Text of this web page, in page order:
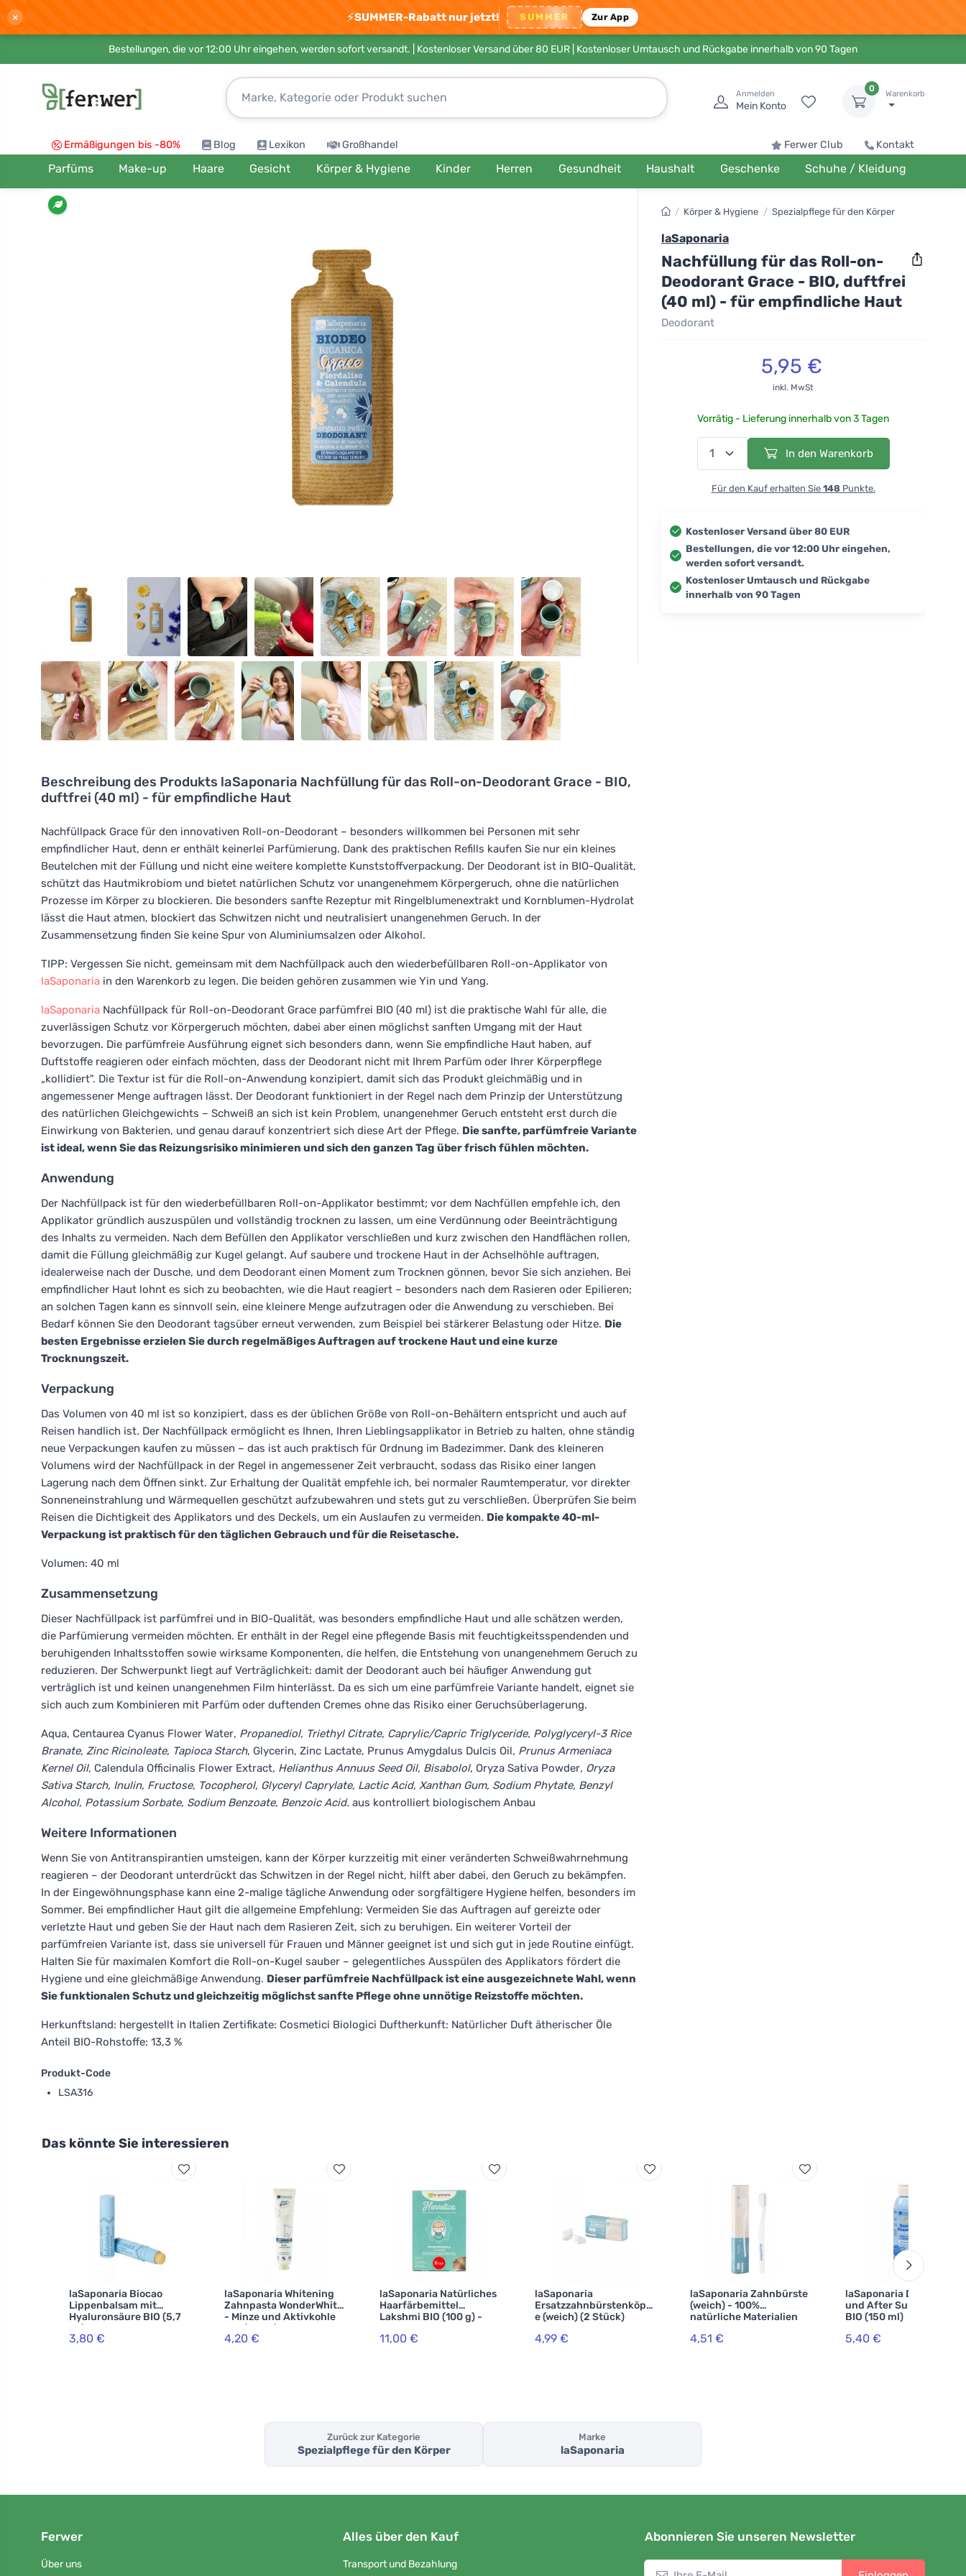
× ⚡SUMMER-Rabatt nur jetzt! SUMMER Zur App
Bestellungen, die vor 12:00 Uhr eingehen, werden sofort versandt. | Kostenloser Versand über 80 EUR | Kostenloser Umtausch und Rückgabe innerhalb von 90 Tagen
Anmelden
Mein Konto
0
Warenkorb
Ermäßigungen bis -80% Blog Lexikon Großhandel Ferwer Club Kontakt
Parfüms Make-up Haare Gesicht Körper & Hygiene Kinder Herren Gesundheit Haushalt Geschenke Schuhe / Kleidung
Beschreibung des Produkts laSaponaria Nachfüllung für das Roll-on-Deodorant Grace - BIO,
duftfrei (40 ml) - für empfindliche Haut
Nachfüllpack Grace für den innovativen Roll-on-Deodorant – besonders willkommen bei Personen mit sehr
empfindlicher Haut, denn er enthält keinerlei Parfümierung. Dank des praktischen Refills kaufen Sie nur ein kleines
Beutelchen mit der Füllung und nicht eine weitere komplette Kunststoffverpackung. Der Deodorant ist in BIO-Qualität,
schützt das Hautmikrobiom und bietet natürlichen Schutz vor unangenehmem Körpergeruch, ohne die natürlichen
Prozesse im Körper zu blockieren. Die besonders sanfte Rezeptur mit Ringelblumenextrakt und Kornblumen-Hydrolat
lässt die Haut atmen, blockiert das Schwitzen nicht und neutralisiert unangenehmen Geruch. In der
Zusammensetzung finden Sie keine Spur von Aluminiumsalzen oder Alkohol.
TIPP: Vergessen Sie nicht, gemeinsam mit dem Nachfüllpack auch den wiederbefüllbaren Roll-on-Applikator von
laSaponaria in den Warenkorb zu legen. Die beiden gehören zusammen wie Yin und Yang.
laSaponaria Nachfüllpack für Roll-on-Deodorant Grace parfümfrei BIO (40 ml) ist die praktische Wahl für alle, die
zuverlässigen Schutz vor Körpergeruch möchten, dabei aber einen möglichst sanften Umgang mit der Haut
bevorzugen. Die parfümfreie Ausführung eignet sich besonders dann, wenn Sie empfindliche Haut haben, auf
Duftstoffe reagieren oder einfach möchten, dass der Deodorant nicht mit Ihrem Parfüm oder Ihrer Körperpflege
„kollidiert". Die Textur ist für die Roll-on-Anwendung konzipiert, damit sich das Produkt gleichmäßig und in
angemessener Menge auftragen lässt. Der Deodorant funktioniert in der Regel nach dem Prinzip der Unterstützung
des natürlichen Gleichgewichts – Schweiß an sich ist kein Problem, unangenehmer Geruch entsteht erst durch die
Einwirkung von Bakterien, und genau darauf konzentriert sich diese Art der Pflege. Die sanfte, parfümfreie Variante
ist ideal, wenn Sie das Reizungsrisiko minimieren und sich den ganzen Tag über frisch fühlen möchten.
Anwendung
Der Nachfüllpack ist für den wiederbefüllbaren Roll-on-Applikator bestimmt; vor dem Nachfüllen empfehle ich, den
Applikator gründlich auszuspülen und vollständig trocknen zu lassen, um eine Verdünnung oder Beeinträchtigung
des Inhalts zu vermeiden. Nach dem Befüllen den Applikator verschließen und kurz zwischen den Handflächen rollen,
damit die Füllung gleichmäßig zur Kugel gelangt. Auf saubere und trockene Haut in der Achselhöhle auftragen,
idealerweise nach der Dusche, und dem Deodorant einen Moment zum Trocknen gönnen, bevor Sie sich anziehen. Bei
empfindlicher Haut lohnt es sich zu beobachten, wie die Haut reagiert – besonders nach dem Rasieren oder Epilieren;
an solchen Tagen kann es sinnvoll sein, eine kleinere Menge aufzutragen oder die Anwendung zu verschieben. Bei
Bedarf können Sie den Deodorant tagsüber erneut verwenden, zum Beispiel bei stärkerer Belastung oder Hitze. Die
besten Ergebnisse erzielen Sie durch regelmäßiges Auftragen auf trockene Haut und eine kurze
Trocknungszeit.
Verpackung
Das Volumen von 40 ml ist so konzipiert, dass es der üblichen Größe von Roll-on-Behältern entspricht und auch auf
Reisen handlich ist. Der Nachfüllpack ermöglicht es Ihnen, Ihren Lieblingsapplikator in Betrieb zu halten, ohne ständig
neue Verpackungen kaufen zu müssen – das ist auch praktisch für Ordnung im Badezimmer. Dank des kleineren
Volumens wird der Nachfüllpack in der Regel in angemessener Zeit verbraucht, sodass das Risiko einer langen
Lagerung nach dem Öffnen sinkt. Zur Erhaltung der Qualität empfehle ich, bei normaler Raumtemperatur, vor direkter
Sonneneinstrahlung und Wärmequellen geschützt aufzubewahren und stets gut zu verschließen. Überprüfen Sie beim
Reisen die Dichtigkeit des Applikators und des Deckels, um ein Auslaufen zu vermeiden. Die kompakte 40-ml-
Verpackung ist praktisch für den täglichen Gebrauch und für die Reisetasche.
Volumen: 40 ml
Zusammensetzung
Dieser Nachfüllpack ist parfümfrei und in BIO-Qualität, was besonders empfindliche Haut und alle schätzen werden,
die Parfümierung vermeiden möchten. Er enthält in der Regel eine pflegende Basis mit feuchtigkeitsspendenden und
beruhigenden Inhaltsstoffen sowie wirksame Komponenten, die helfen, die Entstehung von unangenehmem Geruch zu
reduzieren. Der Schwerpunkt liegt auf Verträglichkeit: damit der Deodorant auch bei häufiger Anwendung gut
verträglich ist und keinen unangenehmen Film hinterlässt. Da es sich um eine parfümfreie Variante handelt, eignet sie
sich auch zum Kombinieren mit Parfüm oder duftenden Cremes ohne das Risiko einer Geruchsüberlagerung.
Aqua, Centaurea Cyanus Flower Water, Propanediol, Triethyl Citrate, Caprylic/Capric Triglyceride, Polyglyceryl-3 Rice
Branate, Zinc Ricinoleate, Tapioca Starch, Glycerin, Zinc Lactate, Prunus Amygdalus Dulcis Oil, Prunus Armeniaca
Kernel Oil, Calendula Officinalis Flower Extract, Helianthus Annuus Seed Oil, Bisabolol, Oryza Sativa Powder, Oryza
Sativa Starch, Inulin, Fructose, Tocopherol, Glyceryl Caprylate, Lactic Acid, Xanthan Gum, Sodium Phytate, Benzyl
Alcohol, Potassium Sorbate, Sodium Benzoate, Benzoic Acid. aus kontrolliert biologischem Anbau
Weitere Informationen
Wenn Sie von Antitranspirantien umsteigen, kann der Körper kurzzeitig mit einer veränderten Schweißwahrnehmung
reagieren – der Deodorant unterdrückt das Schwitzen in der Regel nicht, hilft aber dabei, den Geruch zu bekämpfen.
In der Eingewöhnungsphase kann eine 2-malige tägliche Anwendung oder sorgfältigere Hygiene helfen, besonders im
Sommer. Bei empfindlicher Haut gilt die allgemeine Empfehlung: Vermeiden Sie das Auftragen auf gereizte oder
verletzte Haut und geben Sie der Haut nach dem Rasieren Zeit, sich zu beruhigen. Ein weiterer Vorteil der
parfümfreien Variante ist, dass sie universell für Frauen und Männer geeignet ist und sich gut in jede Routine einfügt.
Halten Sie für maximalen Komfort die Roll-on-Kugel sauber – gelegentliches Ausspülen des Applikators fördert die
Hygiene und eine gleichmäßige Anwendung. Dieser parfümfreie Nachfüllpack ist eine ausgezeichnete Wahl, wenn
Sie funktionalen Schutz und gleichzeitig möglichst sanfte Pflege ohne unnötige Reizstoffe möchten.
Herkunftsland: hergestellt in Italien Zertifikate: Cosmetici Biologici Duftherkunft: Natürlicher Duft ätherischer Öle
Anteil BIO-Rohstoffe: 13,3 %
Produkt-Code
LSA316
/ Körper & Hygiene / Spezialpflege für den Körper
laSaponaria
Nachfüllung für das Roll-on-
Deodorant Grace - BIO, duftfrei
(40 ml) - für empfindliche Haut
Deodorant
5,95 €
inkl. MwSt
Vorrätig - Lieferung innerhalb von 3 Tagen
In den Warenkorb
Für den Kauf erhalten Sie 148Punkte.
Kostenloser Versand über 80 EUR
Bestellungen, die vor 12:00 Uhr eingehen,
werden sofort versandt.
Kostenloser Umtausch und Rückgabe
innerhalb von 90 Tagen
Das könnte Sie interessieren
laSaponaria Biocao
Lippenbalsam mit
Hyaluronsäure BIO (5,7
ml)
3,80 €
laSaponaria Whitening
Zahnpasta WonderWhite
- Minze und Aktivkohle
BIO (75 ml)
4,20 €
laSaponaria Natürliches
Haarfärbemittel
Lakshmi BIO (100 g) -
11,00 €
laSaponaria
Ersatzzahnbürstenköpf
e (weich) (2 Stück)
4,99 €
laSaponaria Zahnbürste
(weich) - 100%
natürliche Materialien
4,51 €
laSaponaria Duschgel
und After Sun Shampoo
BIO (150 ml)
5,40 €
Zurück zur Kategorie
Spezialpflege für den Körper
Marke
laSaponaria
Ferwer
Über uns
Alles über den Kauf
Transport und Bezahlung
Abonnieren Sie unseren Newsletter